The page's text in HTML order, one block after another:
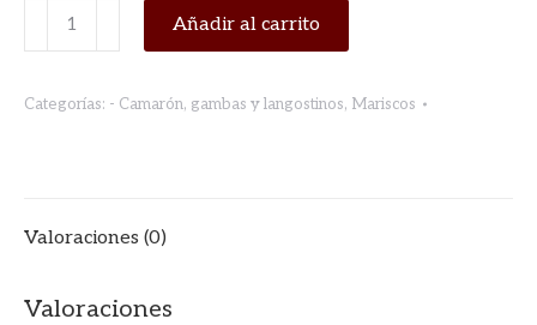
CAMARONES
61-
PANAMEI
Añadir al carrito
Categorías: - Camarón, gambas y langostinos, Mariscos
Valoraciones (0)
Valoraciones